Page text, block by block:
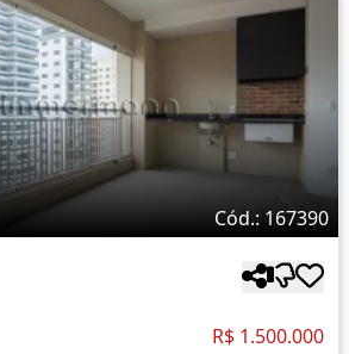
Cód.: 167390
R$ 1.500.000